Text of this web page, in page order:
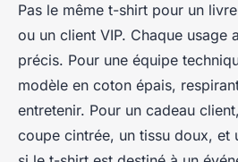
Pas le même t-shirt pour un
ou un client VIP. Chaque usage
précis. Pour une équipe
modèle en coton épais,
entretenir. Pour un cadeau
coupe cintrée, un tissu doux, et